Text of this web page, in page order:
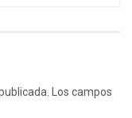
Los campos